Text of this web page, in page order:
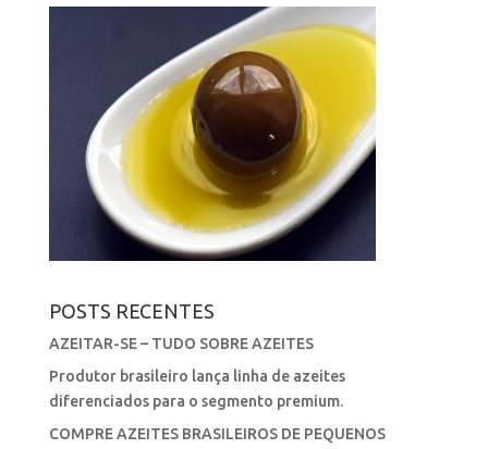
POSTS RECENTES
AZEITAR-SE – TUDO SOBRE AZEITES
Produtor brasileiro lança linha de azeites
diferenciados para o segmento premium.
COMPRE AZEITES BRASILEIROS DE PEQUENOS